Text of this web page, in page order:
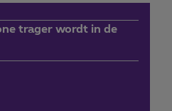
trager wordt in de